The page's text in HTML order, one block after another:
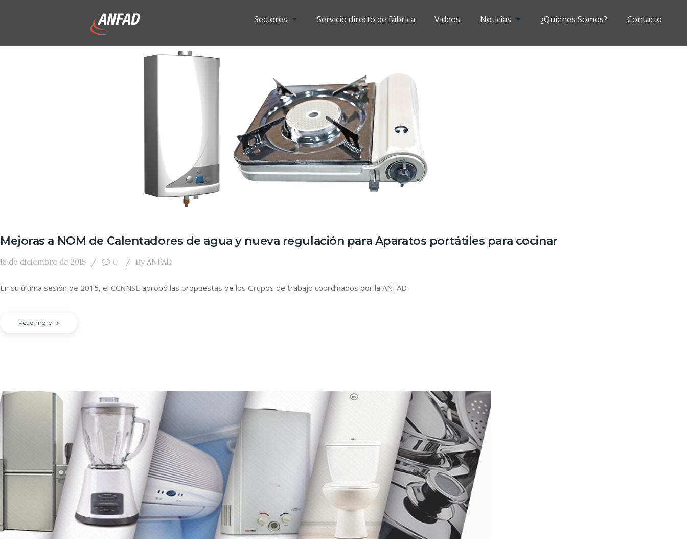
Sectores Servicio directo de fábrica Videos Noticias ¿Quiénes Somos? Contacto
Mejoras a NOM de Calentadores de agua y nueva regulación para Aparatos portátiles para cocinar
18 de diciembre de 2015 0 By ANFAD
En su última sesión de 2015, el CCNNSE aprobó las propuestas de los Grupos de trabajo coordinados por la ANFAD
Read more